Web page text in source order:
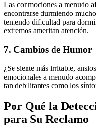
Las conmociones a menudo
encontrarse durmiendo
teniendo dificultad para
extremos ameritan atención.
7. Cambios de Humor
¿Se siente más irritable,
emocionales a menudo
tan debilitantes como los
Por Qué la
para Su Reclamo